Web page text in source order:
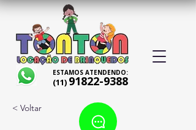
ESTAMOS ATENDENDO:
(11) 91822-9388
< Voltar